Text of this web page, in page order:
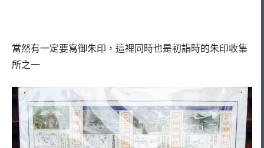
當然有一定要寫御朱印，這裡同時也是初詣時的朱印收集
所之一